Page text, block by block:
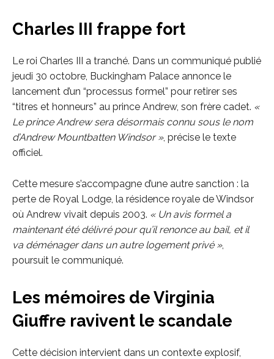
Charles III frappe fort
Le roi Charles III a tranché. Dans un communiqué publié
jeudi 30 octobre, Buckingham Palace annonce le
lancement d’un “processus formel” pour retirer ses
“titres et honneurs” au prince Andrew, son frère cadet. «
Le prince Andrew sera désormais connu sous le nom
d’Andrew Mountbatten Windsor », précise le texte
officiel.
Cette mesure s’accompagne d’une autre sanction : la
perte de Royal Lodge, la résidence royale de Windsor
où Andrew vivait depuis 2003. « Un avis formel a
maintenant été délivré pour qu’il renonce au bail, et il
va déménager dans un autre logement privé »,
poursuit le communiqué.
Les mémoires de Virginia
Giuffre ravivent le scandale
Cette décision intervient dans un contexte explosif,